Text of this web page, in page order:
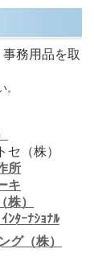
務用品を取
。
セ（株）
所
キ
株）
ﾝﾀｰﾅｼｮﾅﾙ
グ（株）